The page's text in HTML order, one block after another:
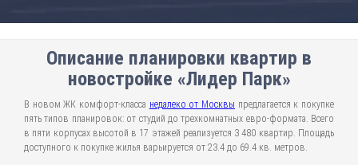
Описание планировки квартир в
новостройке «Лидер Парк»
В новом ЖК комфорт-класса недалеко от Москвы предлагается к покупке
пять типов планировок: от студий до трехкомнатных евро-формата. Всего
в пяти корпусах высотой в 17 этажей реализуется 3 480 квартир. Площадь
доступного к покупке жилья варьируется от 23.4 до 69.4 кв. метров.